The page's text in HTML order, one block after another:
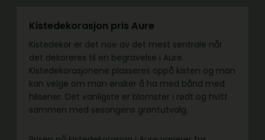
Kistedekorasjon pris Aure
Kistedekor er det noe av det mest sentrale når
det dekoreres til en begravelse i Aure.
Kistedekorasjonene plasseres oppå kisten og man
kan velge om man ønsker å ha med bånd med
hilsener. Det vanligste er blomster i rødt og hvitt
sammen med sesongens grøntutvalg.